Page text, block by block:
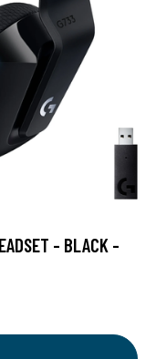
- BLACK -